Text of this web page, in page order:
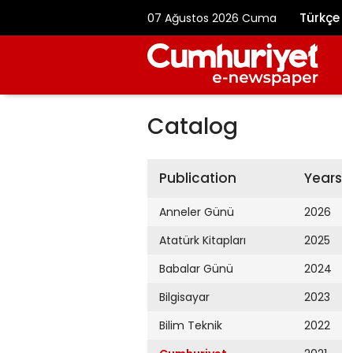
07 Ağustos 2026 Cuma Türkçe
Catalog
Publication
Anneler Günü
Atatürk Kitapları
Babalar Günü
Bilgisayar
Bilim Teknik
Years
2026
2025
2024
2023
2022